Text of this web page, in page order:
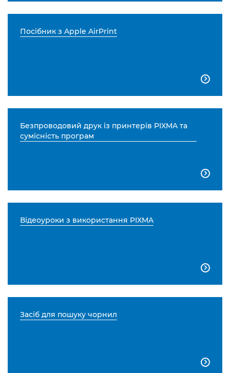
Посібник з Apple AirPrint

Безпроводовий друк із принтерів PIXMA та
сумісність програм

Відеоуроки з використання PIXMA

Засіб для пошуку чорнил
